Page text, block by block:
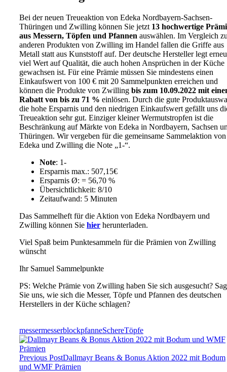
Bei der neuen Treueaktion von Edeka Nordbayern-Sachsen-
Thüringen und Zwilling können Sie jetzt 13 hochwertige
aus Messern, Töpfen und Pfannen auswählen. Im Vergleich
anderen Produkten von Zwilling im Handel fallen die Griffe aus
Metall statt aus Kunststoff auf. Der deutsche Hersteller legt
viel Wert auf Qualität, die auch hohen Ansprüchen in der Küche
gewachsen ist. Für eine Prämie müssen Sie mindestens einen
Einkaufswert von 100 € mit 20 Sammelpunkten erreichen und
können die Produkte von Zwilling bis zum 10.09.2022 mit
Rabatt von bis zu 71 % einlösen. Durch die gute
die hohe Ersparnis und den niedrigen Einkaufswert gefällt uns
Treueaktion sehr gut. Einziger kleiner Wermutstropfen ist die
Beschränkung auf Märkte von Edeka in Nordbayern, Sachsen
Thüringen. Wir vergeben für die gemeinsame Sammelaktion von
Edeka und Zwilling die Note „1-“.
Note: 1-
Ersparnis max.: 507,15€
Ersparnis Ø: = 56,70 %
Übersichtlichkeit: 8/10
Zeitaufwand: 5 Minuten
Das Sammelheft für die Aktion von Edeka Nordbayern und
Zwilling können Sie hier herunterladen.
Viel Spaß beim Punktesammeln für die Prämien von Zwilling
wünscht
Ihr Samuel Sammelpunkte
PS: Welche Prämie von Zwilling haben Sie sich ausgesucht?
Sie uns, wie sich die Messer, Töpfe und Pfannen des deutschen
Herstellers in der Küche schlagen?
messermesserblockpfanneSchereTöpfe
Previous PostDallmayr Beans & Bonus Aktion 2022 mit Bodum
und WMF Prämien